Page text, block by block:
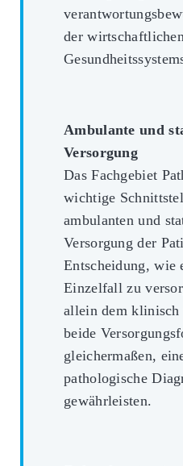
der
Ambulante und
Versorgung
Das Fachgebiet
wichtige
ambulanten und
Versorgung der
Entscheidung, wie
Einzelfall zu
allein dem
beide
gleichermaßen,
pathologische
gewährleisten.